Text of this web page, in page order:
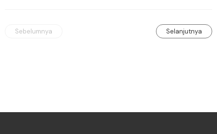
Sebelumnya Selanjutnya